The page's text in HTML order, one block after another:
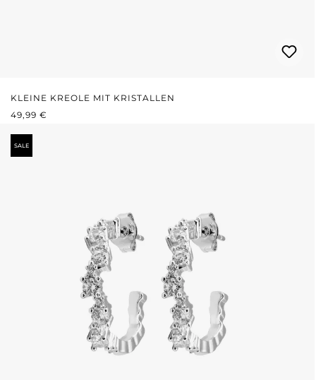
KLEINE KREOLE MIT KRISTALLEN
REGULÄRER PREIS:
49,99 €
SALE